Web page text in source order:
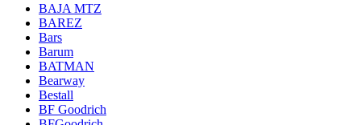
BAJA MTZ
BAREZ
Bars
Barum
BATMAN
Bearway
Bestall
BF Goodrich